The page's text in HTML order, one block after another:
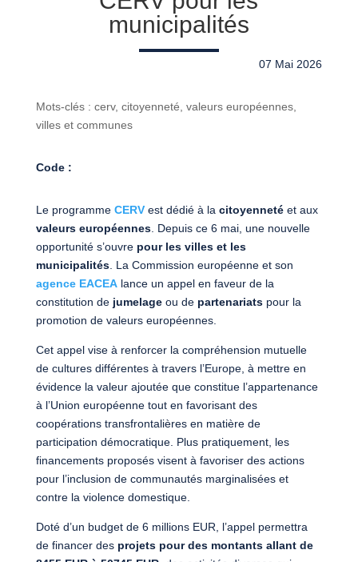
municipalités
07 Mai 2026
Mots-clés : cerv, citoyenneté, valeurs européennes,
villes et communes
Code :
Le programme CERVest dédié à la citoyennetéet aux
valeurs européennes. Depuis ce 6 mai, une nouvelle
opportunité s’ouvre pour les villes et les
municipalités. La Commission européenne et son
agence EACEAlance un appel en faveur de la
constitution de jumelageou de partenariatspour la
promotion de valeurs européennes.
Cet appel vise à renforcer la compréhension mutuelle
de cultures différentes à travers l’Europe, à mettre en
évidence la valeur ajoutée que constitue l’appartenance
à l’Union européenne tout en favorisant des
coopérations transfrontalières en matière de
participation démocratique. Plus pratiquement, les
financements proposés visent à favoriser des actions
pour l’inclusion de communautés marginalisées et
contre la violence domestique.
Doté d’un budget de 6 millions EUR, l’appel permettra
de financer des projets pour des montants allant de